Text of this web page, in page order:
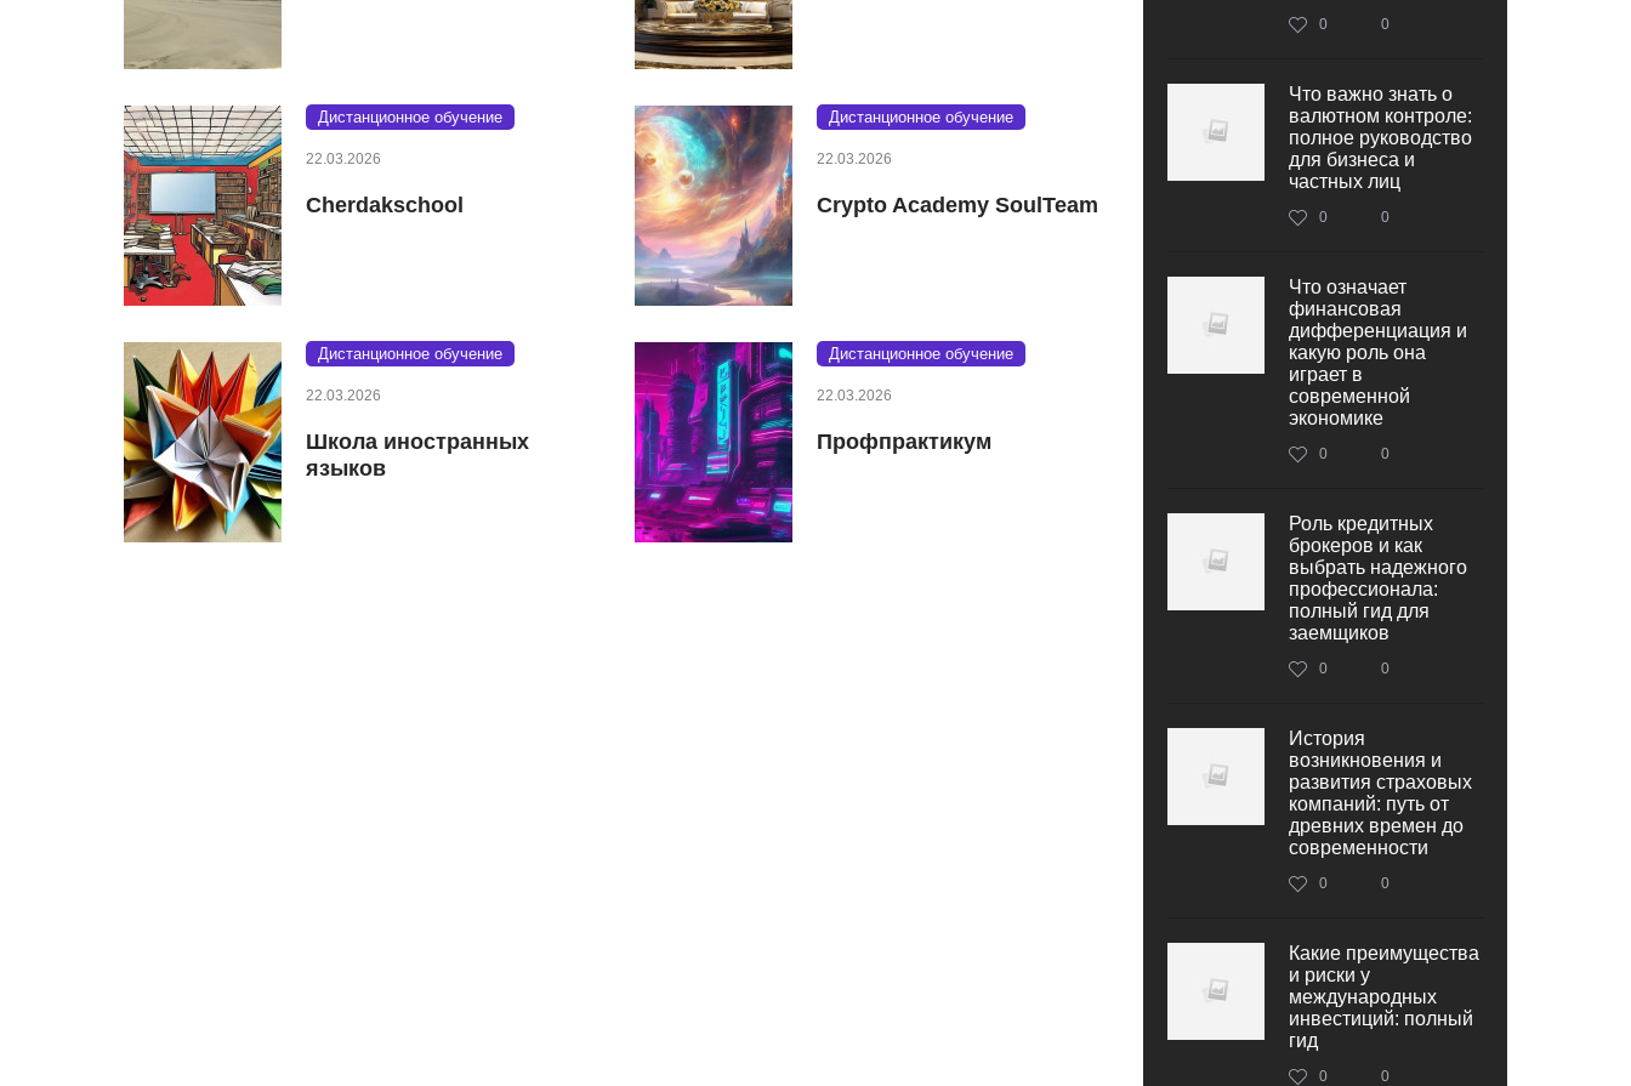
Дистанционное обучение
22.03.2026
Cherdakschool
Дистанционное обучение
22.03.2026
Crypto Academy SoulTeam
Дистанционное обучение
22.03.2026
Школа иностранных
языков
Дистанционное обучение
22.03.2026
Профпрактикум
0 0
Что важно знать о
валютном контроле:
полное руководство
для бизнеса и
частных лиц
0 0
Что означает
финансовая
дифференциация и
какую роль она
играет в
современной
экономике
0 0
Роль кредитных
брокеров и как
выбрать надежного
профессионала:
полный гид для
заемщиков
0 0
История
возникновения и
развития страховых
компаний: путь от
древних времен до
современности
0 0
Какие преимущества
и риски у
международных
инвестиций: полный
гид
0 0